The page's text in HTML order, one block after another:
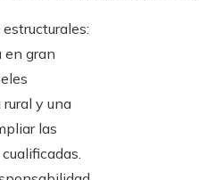
en gran
y una
las